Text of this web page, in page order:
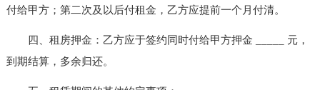
付给甲方；第二次及以后付租金，乙方应提前一个月付清。
四、租房押金：乙方应于签约同时付给甲方押金 _____ 元，
到期结算，多余归还。